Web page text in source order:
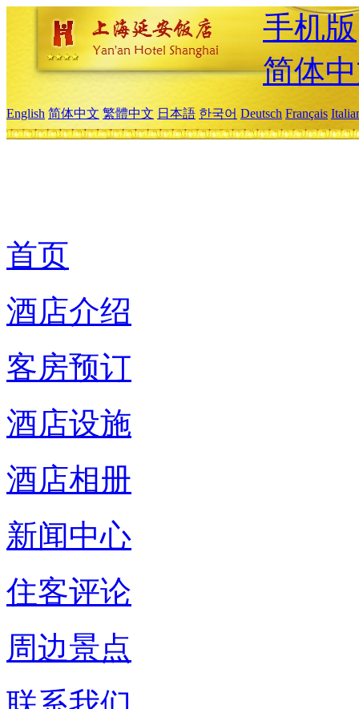
手机版
简体
English 简体中文 繁體中文 日本語 한국어 Deutsch Français
首页
酒店介绍
客房预订
酒店设施
酒店相册
新闻中心
住客评论
周边景点